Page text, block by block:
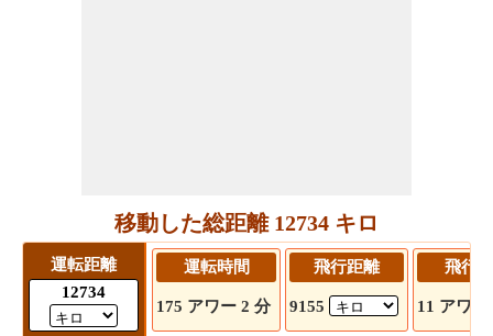
移動した総距離 12734 キロ
運転距離
12734
運転時間
175 アワー 2 分
飛行距離
9155
飛行
11 アワー